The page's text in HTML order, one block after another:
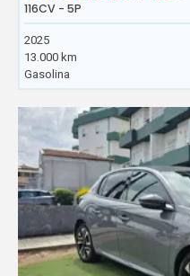
116CV - 5P
2025
13.000 km
Gasolina